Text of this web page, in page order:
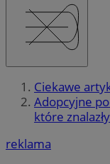
Ciekawe
Adopcyjne
które
reklama